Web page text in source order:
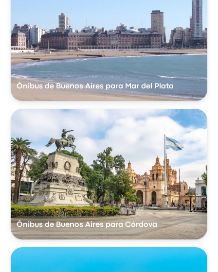
Ônibus de Buenos Aires para Mar del Plata
Ônibus de Buenos Aires para Córdova